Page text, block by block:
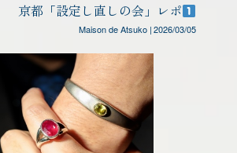
京都「設定し直しの会」レポ
Maison de Atsuko |2026/03/05